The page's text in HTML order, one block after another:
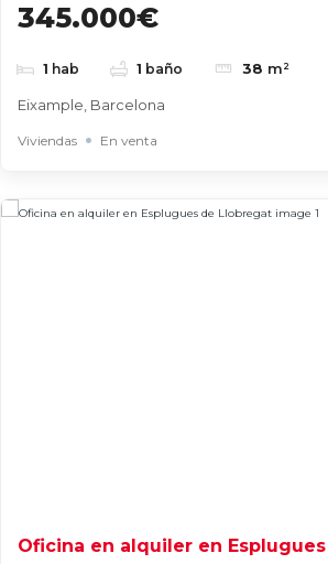
345.000€
1 hab 1 baño 38 m²
Eixample, Barcelona
Viviendas En venta
Oficina en alquiler en